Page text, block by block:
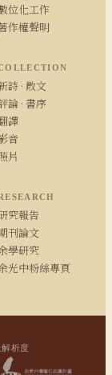
位化工作
作權聲明
詩 · 散文
論 · 書序
譯
音
片
究報告
刊論文
學研究
光中粉絲專頁
析度